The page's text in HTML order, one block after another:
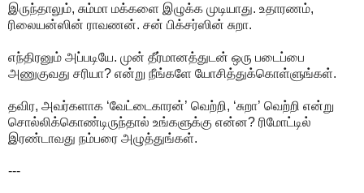
இருந்தாலும், சும்மா மக்களை இழுக்க முடியாது. உதாரணம்,
ரிலையன்ஸின் ராவணன். சன் பிக்சர்ஸின் சுறா.
எந்திரனும் அப்படியே. முன் தீர்மானத்துடன் ஒரு படைப்பை
அணுகுவது சரியா? என்று நீங்களே யோசித்துக்கொள்ளுங்கள்.
தவிர, அவர்களாக ‘வேட்டைகாரன்’ வெற்றி, ‘சுறா’ வெற்றி என்று
சொல்லிக்கொண்டிருந்தால் உங்களுக்கு என்ன? ரிமோட்டில்
இரண்டாவது நம்பரை அழுத்துங்கள்.
---